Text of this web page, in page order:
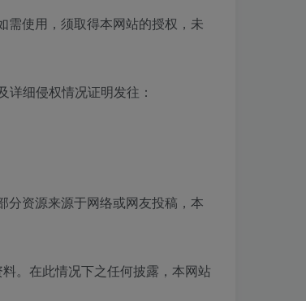
需使用，须取得本网站的授权，未
细侵权情况证明发往：
分资源来源于网络或网友投稿，本
。在此情况下之任何披露，本网站